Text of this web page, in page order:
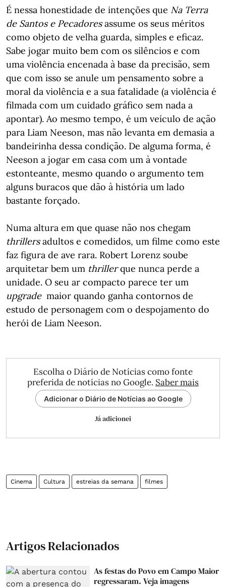
É nessa honestidade de intenções que Na Terra
de Santos e Pecadoresassume os seus méritos
como objeto de velha guarda, simples e eficaz.
Sabe jogar muito bem com os silêncios e com
uma violência encenada à base da precisão, sem
que com isso se anule um pensamento sobre a
moral da violência e a sua fatalidade (a violência é
filmada com um cuidado gráfico sem nada a
apontar). Ao mesmo tempo, é um veículo de ação
para Liam Neeson, mas não levanta em demasia a
bandeirinha dessa condição. De alguma forma, é
Neeson a jogar em casa com um à vontade
estonteante, mesmo quando o argumento tem
alguns buracos que dão à história um lado
bastante forçado.
Numa altura em que quase não nos chegam
thrillersadultos e comedidos, um filme como este
faz figura de ave rara. Robert Lorenz soube
arquitetar bem um thrillerque nunca perde a
unidade. O seu ar compacto parece ter um
upgrade maior quando ganha contornos de
estudo de personagem com o despojamento do
herói de Liam Neeson.
Escolha o Diário de Notícias como fonte
preferida de notícias no Google. Saber mais
Adicionar o Diário de Notícias ao Google
Já adicionei
Cinema Cultura estreias da semana filmes
Artigos Relacionados
As festas do Povo em Campo Maior
regressaram. Veja imagens